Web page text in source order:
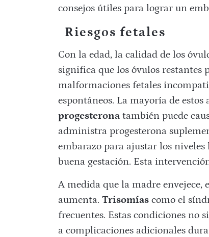
consejos útiles para lograr un
Riesgos fetales
Con la edad, la calidad de los
significa que los óvulos restantes
malformaciones fetales
espontáneos. La mayoría de
progesteronatambién puede
administra progesterona
embarazo para ajustar los
buena gestación. Esta
A medida que la madre
aumenta. Trisomíascomo el
frecuentes. Estas condiciones no
a complicaciones adicionales